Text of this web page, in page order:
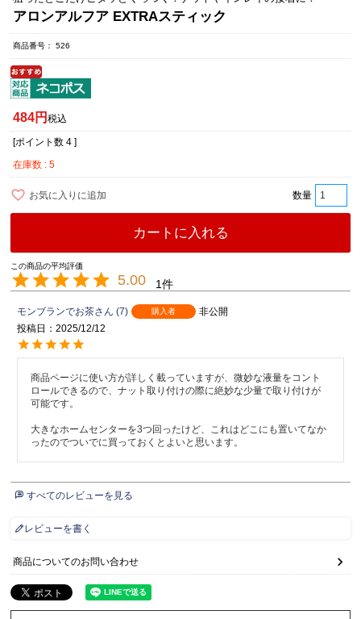
アロンアルフア EXTRAスティック
商品番号 526
484 税込
[ポイント数 4 ]
在庫数
5
お気に入りに追加
カートに入れる
5.00 1
モンブランでお茶 7 購入者
非公開
投稿日
2025/12/12
商品ページに使い方が詳しく載っていますが、微妙な液量をコント
ロールできるので、ナット取り付けの際に絶妙な少量で取り付けが
可能です。
大きなホームセンターを3つ回ったけど、これはどこにも置いてなか
ったのでついでに買っておくとよいと思います。
すべてのレビューを見る
レビューを書く
商品についてのお問い合わせ